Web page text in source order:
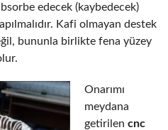
edecek (kaybedecek)
Kafi olmayan destek
bununla birlikte fena yüzey
Onarımı
meydana
getirilen cnc